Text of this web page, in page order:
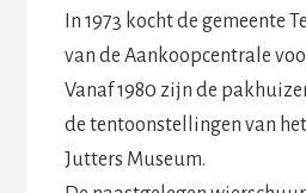
In 1973 kocht de gemeente
van de Aankoopcentrale
Vanaf 1980 zijn de
de tentoonstellingen van
Jutters Museum.